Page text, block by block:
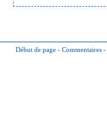
Début de page - Commentaires -